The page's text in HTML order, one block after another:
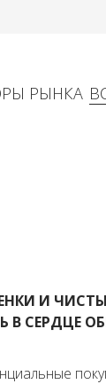
РЫНКА
И
В СЕРДЦЕ